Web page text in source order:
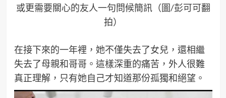
或更需要關心的友人一句問候簡訊（圖/彭可可翻
拍）
在接下來的一年裡，她不僅失去了女兒，還相繼
失去了母親和哥哥。這樣深重的痛苦，外人很難
真正理解，只有她自己才知道那份孤獨和絕望。